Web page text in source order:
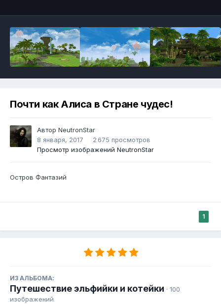
Почти как Алиса в Стране чудес!
Автор NeutronStar
8 января, 2017
2 675 просмотров
Просмотр изображений NeutronStar
Остров Фантазий
1
ИЗ АЛЬБОМА:
Путешествие эльфийки и котейки · 100
изображений